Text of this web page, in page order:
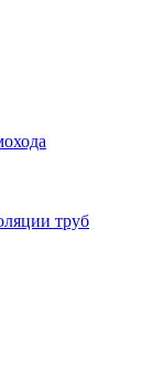
труб